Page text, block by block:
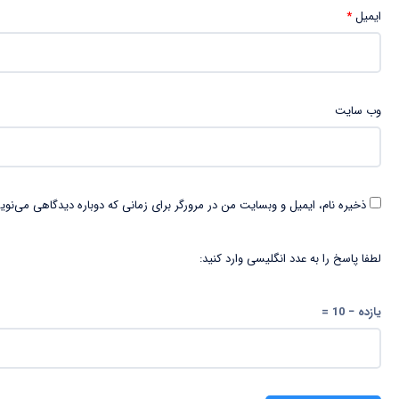
ایمیل*
وب‌ سایت
ذخیره نام، ایمیل و وبسایت من در مرورگر برای زمانی که دوباره دیدگاهی
لطفا پاسخ را به عدد انگلیسی وارد کنید:
یازده − 10 =